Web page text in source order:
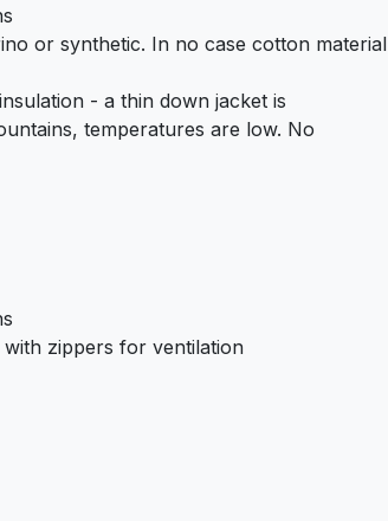
or synthetic. In no case cotton material
- a thin down jacket is
temperatures are low. No
zippers for ventilation